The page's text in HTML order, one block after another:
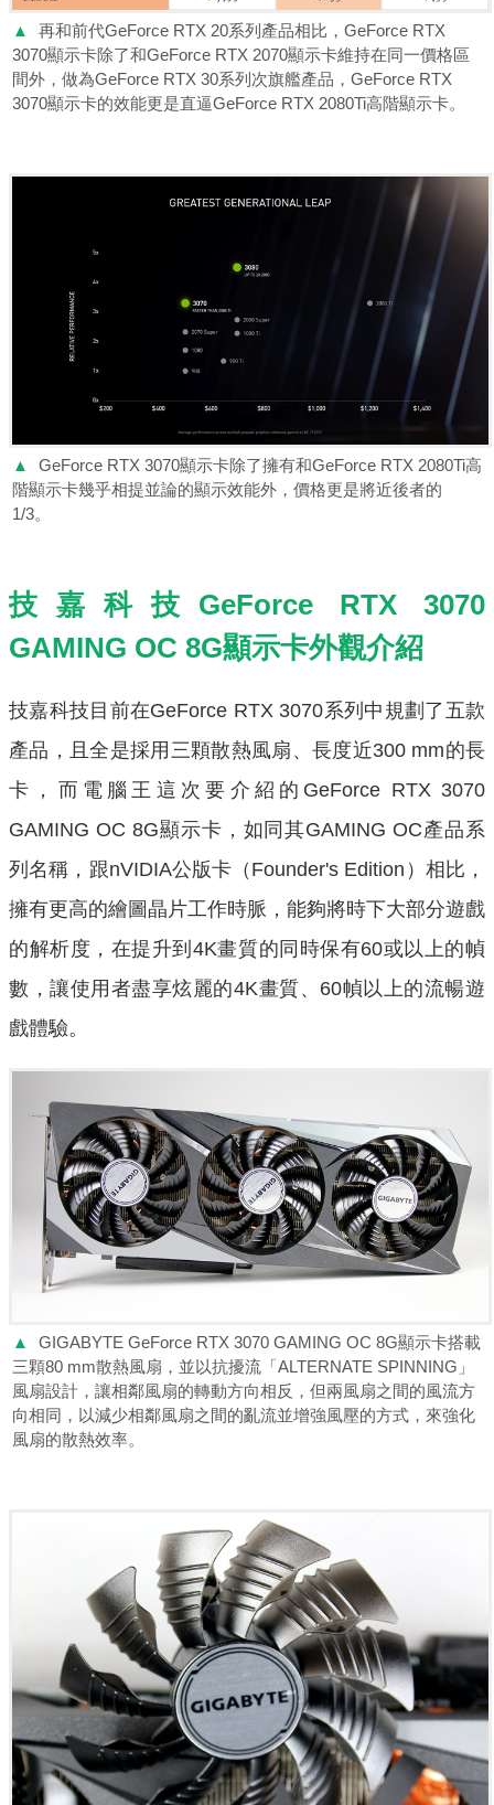
▲
再和前代GeForce RTX 20系列產品相比，GeForce RTX
3070顯示卡除了和GeForce RTX 2070顯示卡維持在同一價格區
間外，做為GeForce RTX 30系列次旗艦產品，GeForce RTX
3070顯示卡的效能更是直逼GeForce RTX 2080Ti高階顯示卡。
▲
GeForce RTX 3070顯示卡除了擁有和GeForce RTX 2080Ti高
階顯示卡幾乎相提並論的顯示效能外，價格更是將近後者的
1/3。
技嘉科技GeForce RTX 3070
GAMING OC 8G顯示卡外觀介紹
技嘉科技目前在GeForce RTX 3070系列中規劃了五款
產品，且全是採用三顆散熱風扇、長度近300 mm的長
卡，而電腦王這次要介紹的GeForce RTX 3070
GAMING OC 8G顯示卡，如同其GAMING OC產品系
列名稱，跟nVIDIA公版卡（Founder's Edition）相比，
擁有更高的繪圖晶片工作時脈，能夠將時下大部分遊戲
的解析度，在提升到4K畫質的同時保有60或以上的幀
數，讓使用者盡享炫麗的4K畫質、60幀以上的流暢遊
戲體驗。
▲
GIGABYTE GeForce RTX 3070 GAMING OC 8G顯示卡搭載
三顆80 mm散熱風扇，並以抗擾流「ALTERNATE SPINNING」
風扇設計，讓相鄰風扇的轉動方向相反，但兩風扇之間的風流方
向相同，以減少相鄰風扇之間的亂流並增強風壓的方式，來強化
風扇的散熱效率。